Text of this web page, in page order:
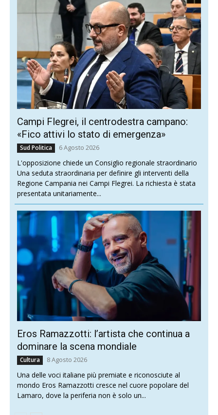
Campi Flegrei, il centrodestra campano:
«Fico attivi lo stato di emergenza»
Sud Politica 6 Agosto 2026
L'opposizione chiede un Consiglio regionale straordinario
Una seduta straordinaria per definire gli interventi della
Regione Campania nei Campi Flegrei. La richiesta è stata
presentata unitariamente...
Eros Ramazzotti: l’artista che continua a
dominare la scena mondiale
Cultura 8 Agosto 2026
Una delle voci italiane più premiate e riconosciute al
mondo Eros Ramazzotti cresce nel cuore popolare del
Lamaro, dove la periferia non è solo un...